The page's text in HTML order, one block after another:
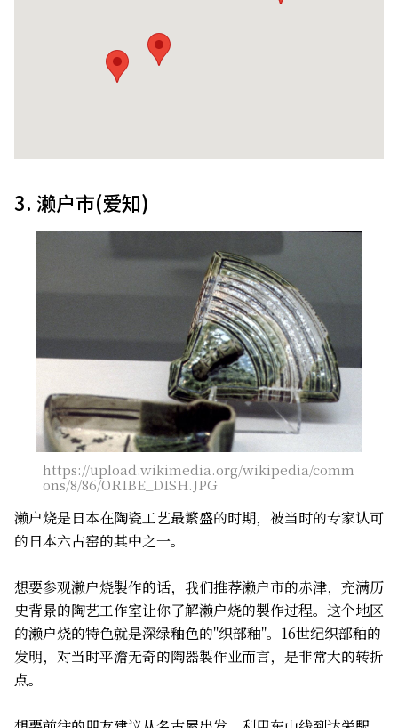
3. 濑户市(爱知)
https://upload.wikimedia.org/wikipedia/comm
ons/8/86/ORIBE_DISH.JPG
濑户烧是日本在陶瓷工艺最繁盛的时期，被当时的专家认可
的日本六古窑的其中之一。
想要参观濑户烧製作的话，我们推荐濑户市的赤津，充满历
史背景的陶艺工作室让你了解濑户烧的製作过程。这个地区
的濑户烧的特色就是深绿釉色的"织部釉"。16世纪织部釉的
发明，对当时平澹无奇的陶器製作业而言，是非常大的转折
点。